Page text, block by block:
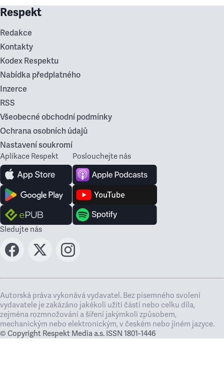
Respekt
Redakce
Kontakty
Kodex Respektu
Nabídka předplatného
Inzerce
RSS
Všeobecné obchodní podmínky
Ochrana osobních údajů
Nastavení soukromí
Aplikace Respekt Poslouchejte nás
Sledujte nás
Autorská práva vykonává vydavatel. Bez písemného svolení
vydavatele je zakázáno jakékoli užití částí nebo celku díla,
zejména rozmnožování a šíření jakýmkoli způsobem,
mechanickým nebo elektronickým, v českém nebo jiném jazyce.
© Copyright Respekt Media a.s. ISSN 1801-1446